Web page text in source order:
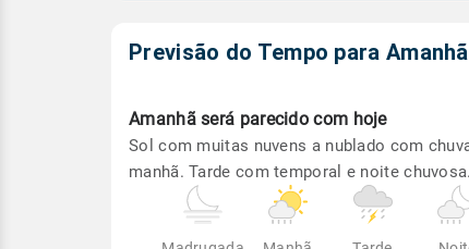
Previsão do Tempo para Amanhã
Amanhã será parecido com hoje
Sol com muitas nuvens a nublado com
manhã. Tarde com temporal e noite chuvosa.